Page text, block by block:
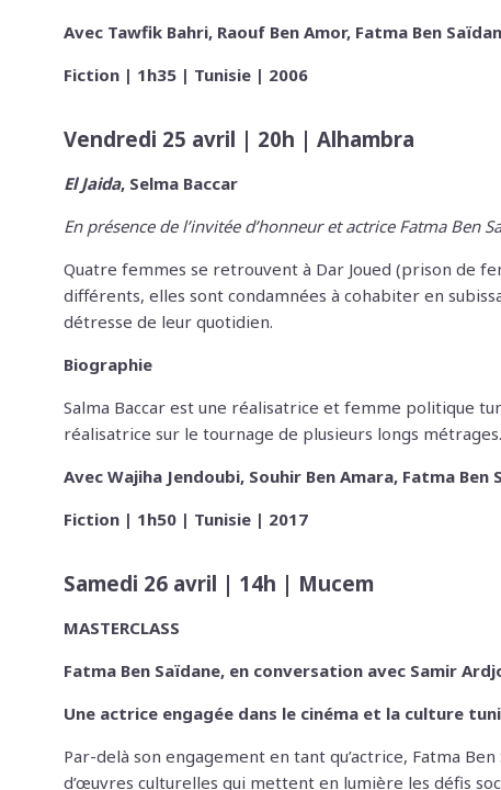
Avec Tawfik Bahri, Raouf Ben Amor, Fatma Ben
Fiction | 1h35 | Tunisie | 2006
Vendredi 25 avril | 20h | Alhambra
El Jaida, Selma Baccar
En présence de l’invitée d’honneur et actrice Fatma Ben
Quatre femmes se retrouvent à Dar Joued (prison de
différents, elles sont condamnées à cohabiter en
détresse de leur quotidien.
Biographie
Salma Baccar est une réalisatrice et femme politique
réalisatrice sur le tournage de plusieurs longs
Avec Wajiha Jendoubi, Souhir Ben Amara, Fatma Ben
Fiction | 1h50 | Tunisie | 2017
Samedi 26 avril | 14h | Mucem
MASTERCLASS
Fatma Ben Saïdane, en conversation avec Samir
Une actrice engagée dans le cinéma et la culture
Par-delà son engagement en tant qu’actrice, Fatma
d’œuvres culturelles qui mettent en lumière les défis